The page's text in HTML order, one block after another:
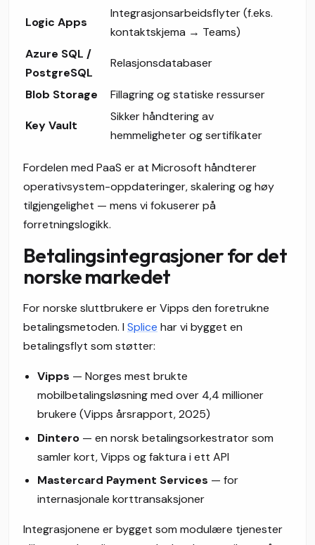
Logic Apps
Integrasjonsarbeidsflyter (f.eks.
kontaktskjema → Teams)
Azure SQL /
PostgreSQL
Relasjonsdatabaser
Blob Storage Fillagring og statiske ressurser
Key Vault
Sikker håndtering av
hemmeligheter og sertifikater
Fordelen med PaaS er at Microsoft håndterer
operativsystem-oppdateringer, skalering og høy
tilgjengelighet — mens vi fokuserer på
forretningslogikk.
Betalingsintegrasjoner for det
norske markedet
For norske sluttbrukere er Vipps den foretrukne
betalingsmetoden. I Splice har vi bygget en
betalingsflyt som støtter:
Vipps — Norges mest brukte
mobilbetalingsløsning med over 4,4 millioner
brukere (Vipps årsrapport, 2025)
Dintero — en norsk betalingsorkestrator som
samler kort, Vipps og faktura i ett API
Mastercard Payment Services — for
internasjonale korttransaksjoner
Integrasjonene er bygget som modulære tjenester